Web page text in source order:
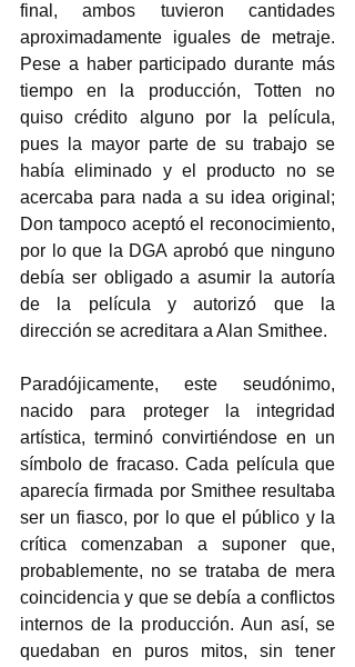
final, ambos tuvieron cantidades
aproximadamente iguales de metraje.
Pese a haber participado durante más
tiempo en la producción, Totten no
quiso crédito alguno por la película,
pues la mayor parte de su trabajo se
había eliminado y el producto no se
acercaba para nada a su idea original;
Don tampoco aceptó el reconocimiento,
por lo que la DGA aprobó que ninguno
debía ser obligado a asumir la autoría
de la película y autorizó que la
Paradójicamente, este seudónimo,
nacido para proteger la integridad
artística, terminó convirtiéndose en un
símbolo de fracaso. Cada película que
aparecía firmada por Smithee resultaba
ser un fiasco, por lo que el público y la
crítica comenzaban a suponer que,
probablemente, no se trataba de mera
coincidencia y que se debía a conflictos
internos de la producción. Aun así, se
quedaban en puros mitos, sin tener